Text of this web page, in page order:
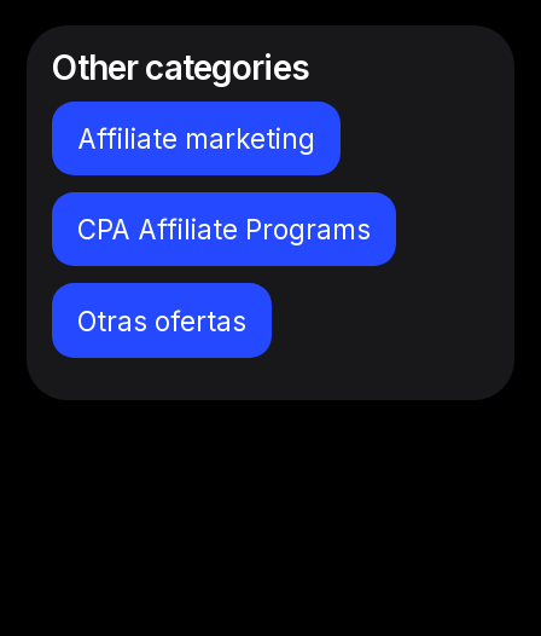
Other categories
Affiliate marketing
CPA Affiliate Programs
Otras ofertas